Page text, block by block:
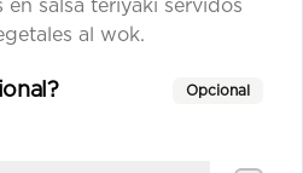
Camarón Teriyaki sobre
Camarones salteados en salsa
en salsa teriyaki servidos
al wok.
Opcional